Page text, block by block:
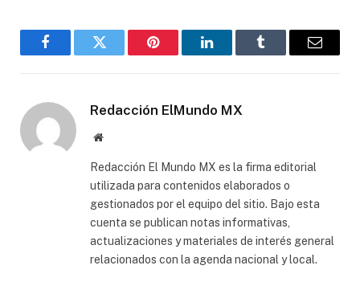
FacebookGorjeo Pinterest LinkedInTumblr
Correo
Redacción ElMundo MX
Sitio
Redacción El Mundo MX es la firma editorial
utilizada para contenidos elaborados o
gestionados por el equipo del sitio. Bajo esta
cuenta se publican notas informativas,
actualizaciones y materiales de interés general
relacionados con la agenda nacional y local.